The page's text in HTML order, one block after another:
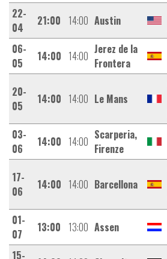
22-
04
21:00 14:00 Austin
06-
05
14:00 14:00 Jerez de la
Frontera
20-
05
14:00 14:00 Le Mans
03-
06
14:00 14:00 Scarperia,
Firenze
17-
06
14:00 14:00 Barcellona
01-
07
13:00 13:00 Assen
15-